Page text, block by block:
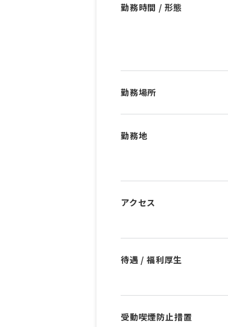
勤務時間 / 形態
勤務場所
勤務地
アクセス
待遇 / 福利厚生
受動喫煙防止措置